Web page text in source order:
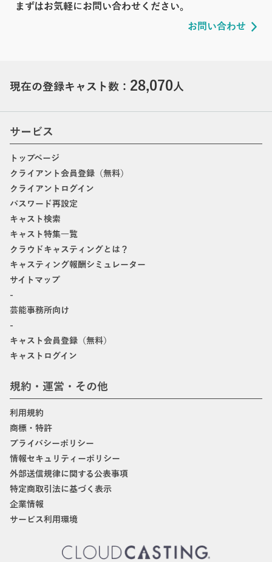
まずはお気軽にお問い合わせください。
お問い合わせ
現在の登録キャスト数： 28,070人
サービス
トップページ
クライアント会員登録（無料）
クライアントログイン
パスワード再設定
キャスト検索
キャスト特集一覧
クラウドキャスティングとは？
キャスティング報酬シミュレーター
サイトマップ
-
芸能事務所向け
-
キャスト会員登録（無料）
キャストログイン
規約・運営・その他
利用規約
商標・特許
プライバシーポリシー
情報セキュリティーポリシー
外部送信規律に関する公表事項
特定商取引法に基づく表示
企業情報
サービス利用環境